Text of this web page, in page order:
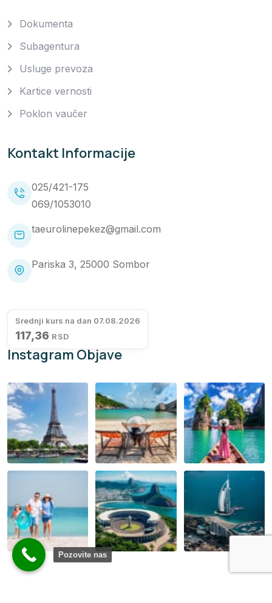
Dokumenta
Subagentura
Usluge prevoza
Kartice vernosti
Poklon vaučer
Kontakt Informacije
025/421-175
069/1053010
taeurolinepekez@gmail.com
Pariska 3, 25000 Sombor
Srednji kurs na dan 07.08.2026
117,36 RSD
Instagram Objave
Pozovite nas